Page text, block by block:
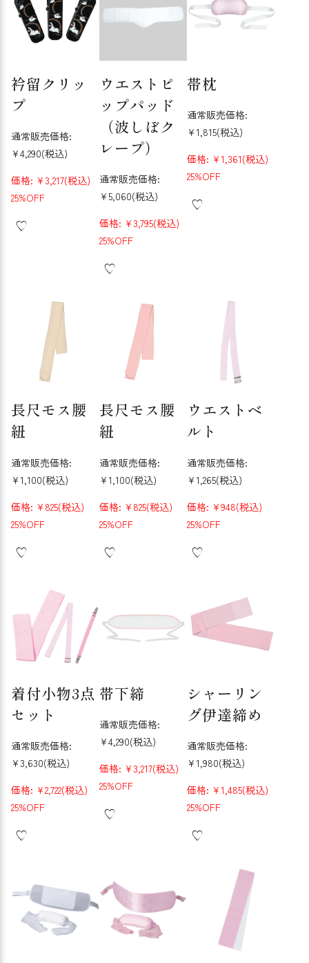
衿留クリッ
プ
通常販売価格:
¥4,290(税込)
価格: ¥3,217(税込)
25%OFF
ウエストピ
ップパッド
（波しぼク
レープ）
通常販売価格:
¥5,060(税込)
価格: ¥3,795(税込)
25%OFF
帯枕
通常販売価格:
¥1,815(税込)
価格: ¥1,361(税込)
25%OFF
長尺モス腰
紐
通常販売価格:
¥1,100(税込)
価格: ¥825(税込)
25%OFF
長尺モス腰
紐
通常販売価格:
¥1,100(税込)
価格: ¥825(税込)
25%OFF
ウエストベ
ルト
通常販売価格:
¥1,265(税込)
価格: ¥948(税込)
25%OFF
着付小物3点
セット
通常販売価格:
¥3,630(税込)
価格: ¥2,722(税込)
25%OFF
帯下締
通常販売価格:
¥4,290(税込)
価格: ¥3,217(税込)
25%OFF
シャーリン
グ伊達締め
通常販売価格:
¥1,980(税込)
価格: ¥1,485(税込)
25%OFF